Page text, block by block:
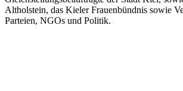
Altholstein, das Kieler Frauenbündnis sowie
Parteien, NGOs und Politik.